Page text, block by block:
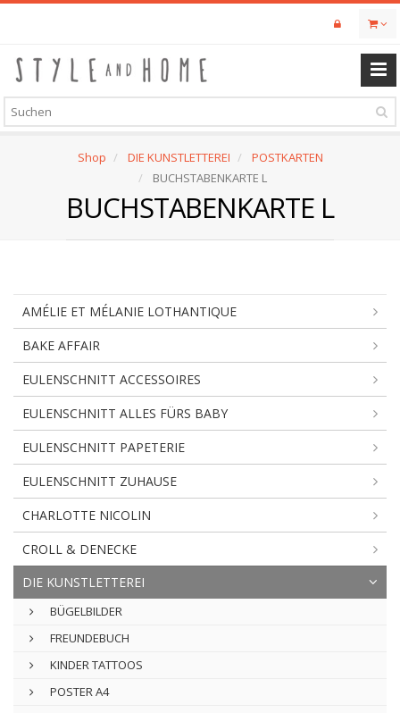
Skip
content
Shop DIE KUNSTLETTEREI
POSTKARTEN
BUCHSTABENKARTE L
BUCHSTABENKARTE L
AMÉLIE ET MÉLANIE LOTHANTIQUE
BAKE AFFAIR
EULENSCHNITT ACCESSOIRES
EULENSCHNITT ALLES FÜRS BABY
EULENSCHNITT PAPETERIE
EULENSCHNITT ZUHAUSE
CHARLOTTE NICOLIN
CROLL & DENECKE
DIE KUNSTLETTEREI
BÜGELBILDER
FREUNDEBUCH
KINDER TATTOOS
POSTER A4